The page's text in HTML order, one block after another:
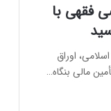
فقهی با
اوراق
مالی بنگاه…